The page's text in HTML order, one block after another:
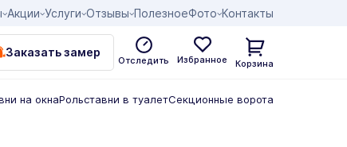
Акции Услуги Отзывы ПолезноеФото Контакты
Заказать замер
Отследить Избранное Корзина
на окнаРольставни в туалетСекционные ворота